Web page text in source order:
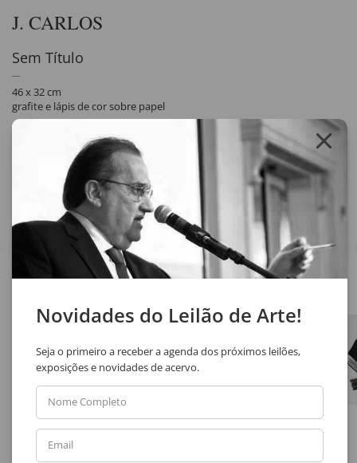
J. CARLOS
Sem Título
46 x 32 cm
grafite e lápis de cor sobre papel
Compartilhar
Veja também
Carlos Araújo
Sem Título
Ivald Granato
Novidades do Leilão de Arte!
Seja o primeiro a receber a agenda dos próximos leilões,
exposições e novidades de acervo.
Nome Completo
Email